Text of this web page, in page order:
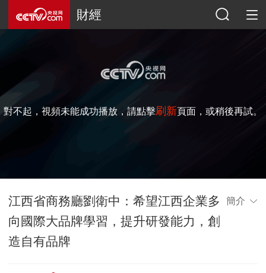
財經
對不起，視頻未能成功播放，請點擊刷新頁面，或稍後再試。
江西省商務廳劉衛中：希望江西企業多
向國際大品牌學習，提升研發能力，創
造自有品牌
簡介